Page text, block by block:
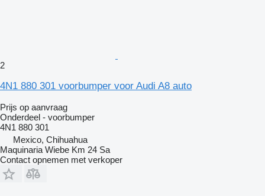
2
4N1 880 301 voorbumper voor Audi A8 auto
Prijs op aanvraag
Onderdeel - voorbumper
4N1 880 301
Mexico, Chihuahua
Maquinaria Wiebe Km 24 Sa
Contact opnemen met verkoper